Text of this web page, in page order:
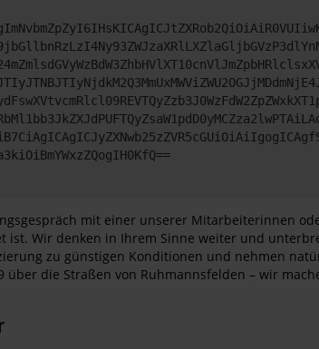
mit einer unserer Mitarbeiterinnen
ist. Wir denken in Ihrem Sinne weiter und
zu günstigen Konditionen und nehmen
die Straßen von Ruhmannsfelden – wir